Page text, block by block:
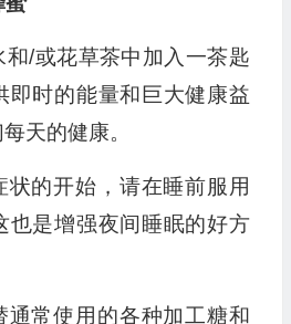
和/或花草茶中加入一茶匙
即时的能量和巨大健康益
天的健康。
状的开始，请在睡前服用
也是增强夜间睡眠的好方
通常使用的各种加工糖和